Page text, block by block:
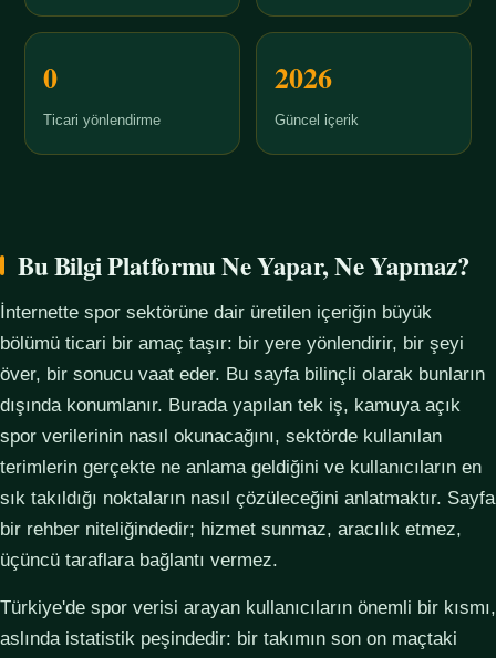
0
Ticari yönlendirme
2026
Güncel içerik
Bu Bilgi Platformu Ne Yapar, Ne Yapmaz?
İnternette spor sektörüne dair üretilen içeriğin büyük
bölümü ticari bir amaç taşır: bir yere yönlendirir, bir şeyi
över, bir sonucu vaat eder. Bu sayfa bilinçli olarak bunların
dışında konumlanır. Burada yapılan tek iş, kamuya açık
spor verilerinin nasıl okunacağını, sektörde kullanılan
terimlerin gerçekte ne anlama geldiğini ve kullanıcıların en
sık takıldığı noktaların nasıl çözüleceğini anlatmaktır. Sayfa
bir rehber niteliğindedir; hizmet sunmaz, aracılık etmez,
üçüncü taraflara bağlantı vermez.
Türkiye'de spor verisi arayan kullanıcıların önemli bir kısmı,
aslında istatistik peşindedir: bir takımın son on maçtaki